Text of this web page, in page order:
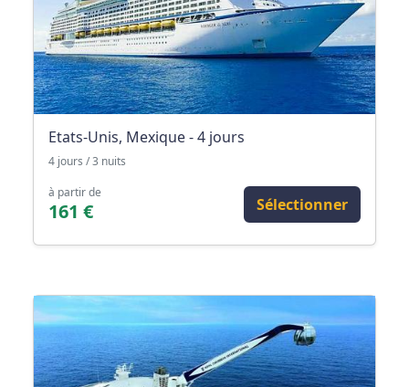
Etats-Unis, Mexique - 4 jours
4 jours / 3 nuits
à partir de
161 € Sélectionner